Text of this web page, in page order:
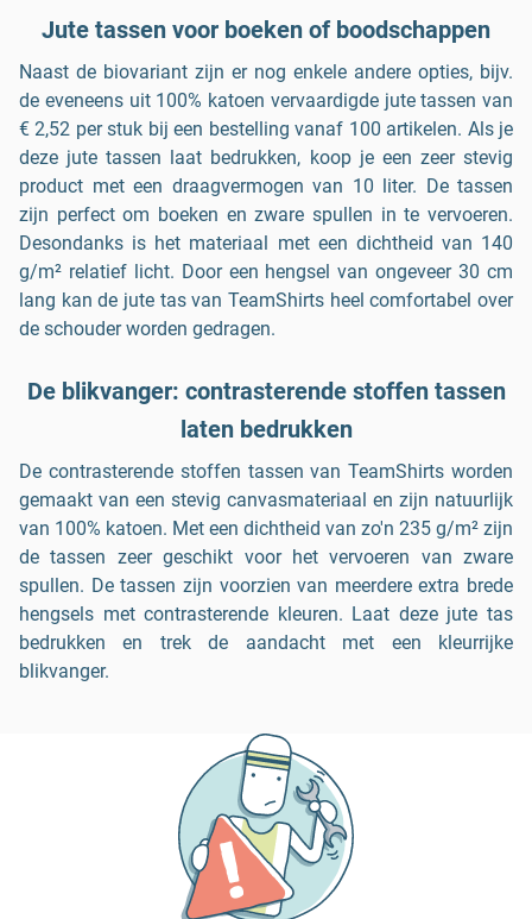
Jute tassen voor boeken of boodschappen
Naast de biovariant zijn er nog enkele andere opties, bijv.
de eveneens uit 100% katoen vervaardigde jute tassen van
€ 2,52 per stuk bij een bestelling vanaf 100 artikelen. Als je
deze jute tassen laat bedrukken, koop je een zeer stevig
product met een draagvermogen van 10 liter. De tassen
zijn perfect om boeken en zware spullen in te vervoeren.
Desondanks is het materiaal met een dichtheid van 140
g/m² relatief licht. Door een hengsel van ongeveer 30 cm
lang kan de jute tas van TeamShirts heel comfortabel over
de schouder worden gedragen.
De blikvanger: contrasterende stoffen tassen
laten bedrukken
De contrasterende stoffen tassen van TeamShirts worden
gemaakt van een stevig canvasmateriaal en zijn natuurlijk
van 100% katoen. Met een dichtheid van zo'n 235 g/m² zijn
de tassen zeer geschikt voor het vervoeren van zware
spullen. De tassen zijn voorzien van meerdere extra brede
hengsels met contrasterende kleuren. Laat deze jute tas
bedrukken en trek de aandacht met een kleurrijke
blikvanger.